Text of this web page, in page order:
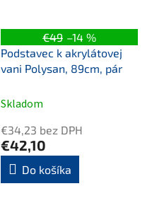
€49 –14 %
Podstavec k akrylátovej
vani Polysan, 89cm, pár
Skladom
€34,23 bez DPH
€42,10
Do košíka